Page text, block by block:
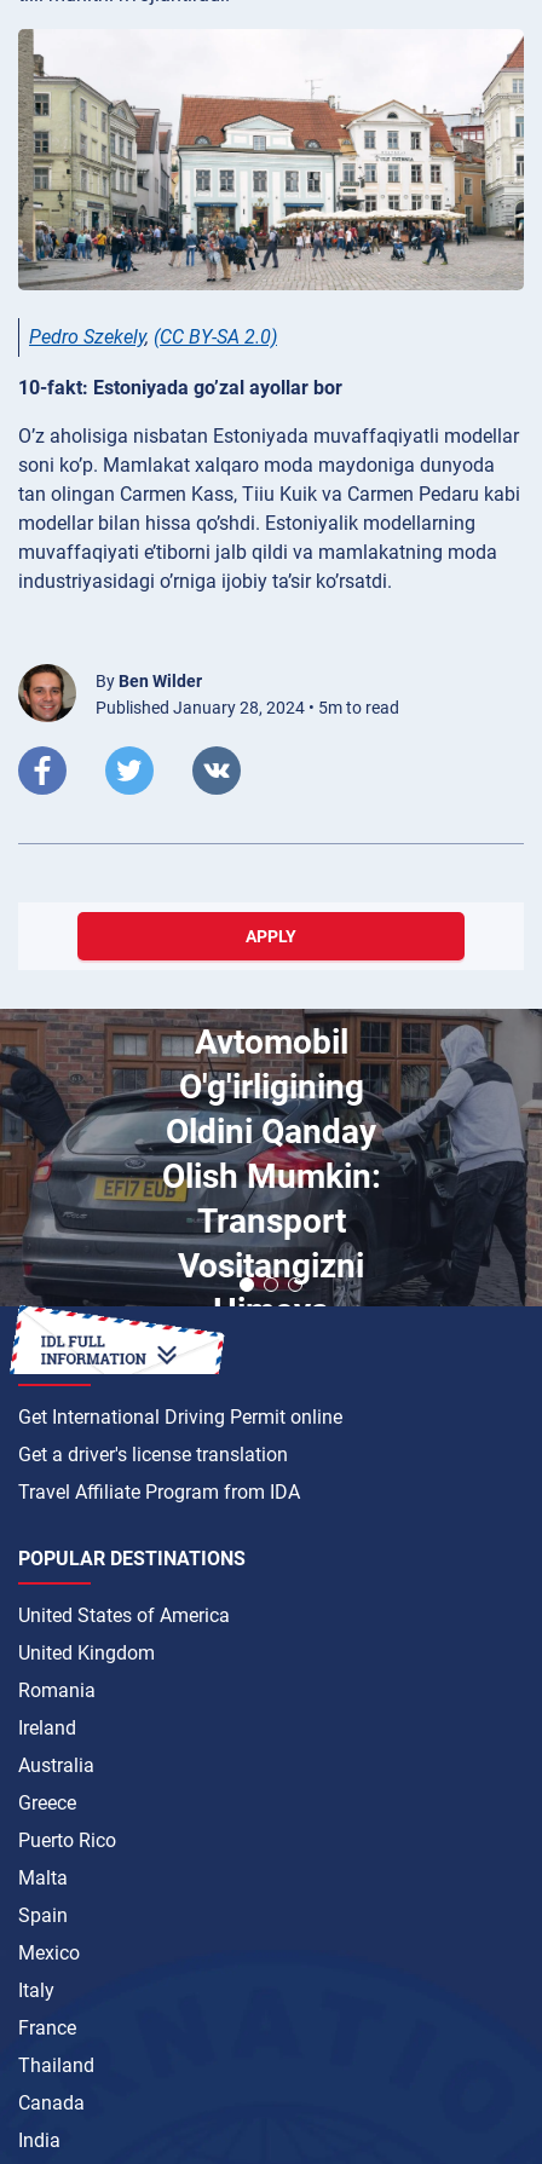
Pedro Szekely, (CC BY-SA 2.0)
10-fakt: Estoniyada go’zal ayollar bor
O’z aholisiga nisbatan Estoniyada muvaffaqiyatli modellar
soni ko’p. Mamlakat xalqaro moda maydoniga dunyoda
tan olingan Carmen Kass, Tiiu Kuik va Carmen Pedaru kabi
modellar bilan hissa qo’shdi. Estoniyalik modellarning
muvaffaqiyati e’tiborni jalb qildi va mamlakatning moda
industriyasidagi o’rniga ijobiy ta’sir ko’rsatdi.
By Ben Wilder
Published January 28, 2024 • 5m to read
APPLY
July 08, 2021
Avtomobil
O'g'irligining
Oldini Qanday
Olish Mumkin:
Transport
Vositangizni
Himoya
Qilishning 5 Usuli
HOW TO
Get International Driving Permit online
Get a driver's license translation
Travel Affiliate Program from IDA
POPULAR DESTINATIONS
United States of America
United Kingdom
Romania
Ireland
Australia
Greece
Puerto Rico
Malta
Spain
Mexico
Italy
France
Thailand
Canada
India